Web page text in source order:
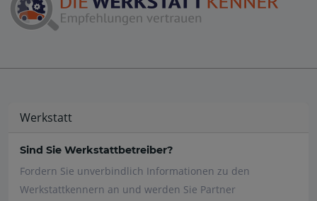
Werkstatt
Sind Sie Werkstattbetreiber?
Fordern Sie unverbindlich Informationen zu den
Werkstattkennern an und werden Sie Partner